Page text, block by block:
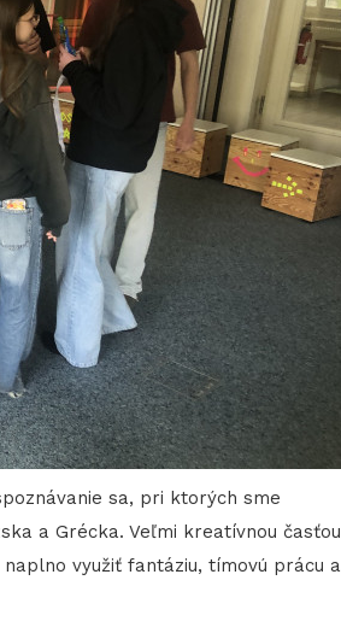
sa, pri ktorých sme
a Grécka. Veľmi kreatívnou časťou
využiť fantáziu, tímovú prácu a